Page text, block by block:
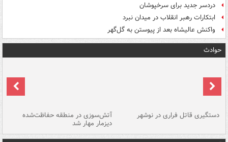
دردسر جدید برای سرخپوشان
ابتکارات رهبر انقلاب در میدان نبرد
واکنش عالیشاه بعد از پیوستن به گل‌گهر
حوادث
دستگیری قاتل فراری در نوشهر آتش‌سوزی در منطقه حفاظت‌شده
دیزمار مهار شد